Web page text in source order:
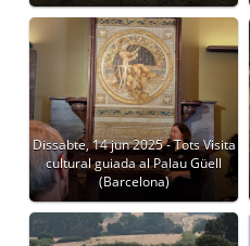
Dissabte, 14 jun 2025 - Tots Visita
cultural guiada al Palau Güell
(Barcelona)